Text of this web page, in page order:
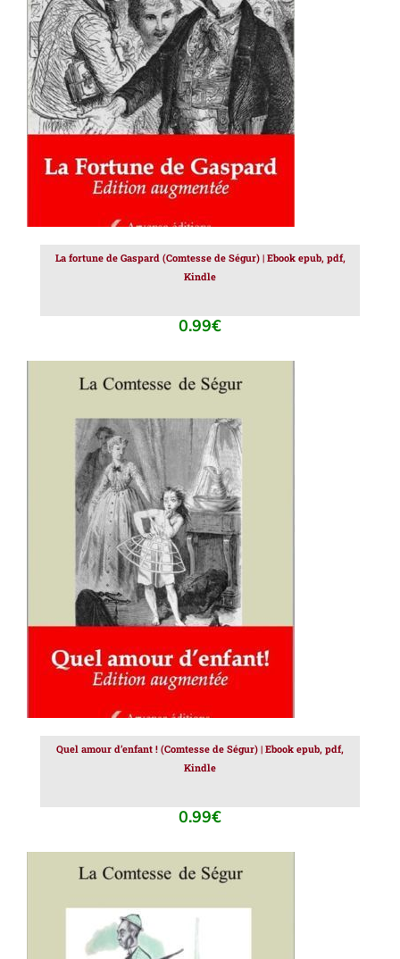
AJOUTER AU PANIER / DÉTAILS
La fortune de Gaspard (Comtesse de Ségur) | Ebook epub, pdf,
Kindle
0.99€
AJOUTER AU PANIER / DÉTAILS
Quel amour d’enfant ! (Comtesse de Ségur) | Ebook epub, pdf,
Kindle
0.99€